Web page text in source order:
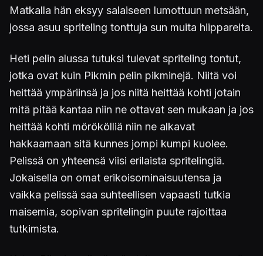
Matkalla hän eksyy salaiseen lumottuun metsään,
jossa asuu spriteling tonttuja sun muita hiippareita.
Heti pelin alussa tutuksi tulevat spriteling tontut,
jotka ovat kuin Pikmin pelin pikminejä. Niitä voi
heittää ympäriinsä ja jos niitä heittää kohti jotain
mitä pitää kantaa niin ne ottavat sen mukaan ja jos
heittää kohti mörökölliä niin ne alkavat
hakkaamaan sitä kunnes jompi kumpi kuolee.
Pelissä on yhteensä viisi erilaista spritelingiä.
Jokaisella on omat erikoisominaisuutensa ja
vaikka pelissä saa suhteellisen vapaasti tutkia
maisemia, sopivan spritelingin puute rajoittaa
tutkimista.